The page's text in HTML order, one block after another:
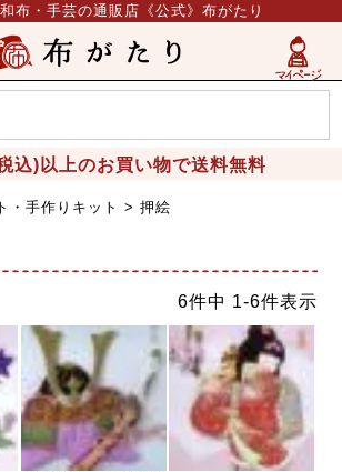
布・手芸の通販店《公式》布がたり
込)以上のお買い物で送料無料
・手作りキット 押絵
6件中 1-6件表示